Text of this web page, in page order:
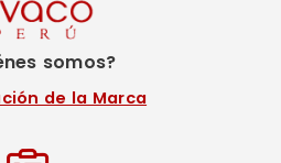
somos?
de la Marca